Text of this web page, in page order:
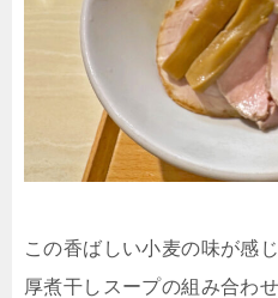
この香ばしい小麦の味が感
厚煮干しスープの組み合わ